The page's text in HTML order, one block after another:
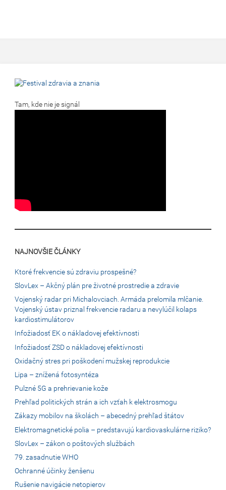
Tam, kde nie je signál
NAJNOVŠIE ČLÁNKY
Ktoré frekvencie sú zdraviu prospešné?
SlovLex – Akčný plán pre životné prostredie a zdravie
Vojenský radar pri Michalovciach. Armáda prelomila mlčanie.
Vojenský ústav priznal frekvencie radaru a nevylúčil kolaps
kardiostimulátorov
Infožiadosť EK o nákladovej efektívnosti
Infožiadosť ZSD o nákladovej efektívnosti
Oxidačný stres pri poškodení mužskej reprodukcie
Lipa – znížená fotosyntéza
Pulzné 5G a prehrievanie kože
Prehľad politických strán a ich vzťah k elektrosmogu
Zákazy mobilov na školách – abecedný prehľad štátov
Elektromagnetické polia – predstavujú kardiovaskulárne riziko?
SlovLex – zákon o poštových službách
79. zasadnutie WHO
Ochranné účinky ženšenu
Rušenie navigácie netopierov